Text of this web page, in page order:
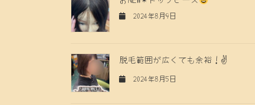
2024年8月9日
脱毛範囲が広くても余裕！✌️
2024年8月5日